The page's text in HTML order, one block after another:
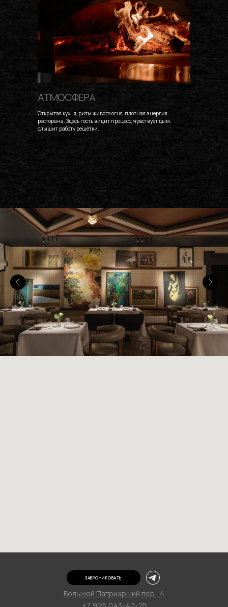
АТМОСФЕРА
Открытая кухня, ритм живого огня, плотная энергия
ресторана. Здесь гость видит процесс, чувствует дым,
слышит работу решётки.
Большой Патриарший пер., 4
ЗАБРОНИРОВАТЬ
+7 925 043-47-25